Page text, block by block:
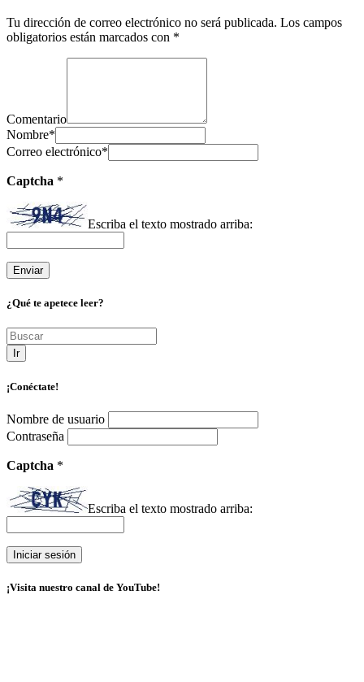
Tu dirección de correo electrónico no será publicada. Los campos
obligatorios están marcados con *
Comentario
Nombre*
Correo electrónico*
Captcha *
Escriba el texto mostrado arriba:
¿Qué te apetece leer?
Ir
¡Conéctate!
Nombre de usuario
Contraseña
Captcha *
Escriba el texto mostrado arriba:
¡Visita nuestro canal de YouTube!